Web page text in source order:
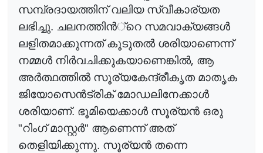
സമ്പ്രദായത്തിന് വലിയ സ്വീകാര്യത
ലഭിച്ചു. ചലനത്തിൻ്റെ സമവാക്യങ്ങൾ
ലളിതമാക്കുന്നത് കൂടുതൽശരിയാണെന്ന്
നമ്മൾ നിർവചിക്കുകയാണെങ്കിൽ, ആ
അർത്ഥത്തിൽസൂര്യകേന്ദ്രീകൃത മാതൃക
ജിയോസെൻട്രിക്മോഡലിനേക്കാൾ
ശരിയാണ്. ഭൂമിയെക്കാൾ സൂര്യൻ ഒരു
"റിംഗ് മാസ്റ്റർ" ആണെന്ന് അത്
തെളിയിക്കുന്നു. സൂര്യൻ തന്നെ